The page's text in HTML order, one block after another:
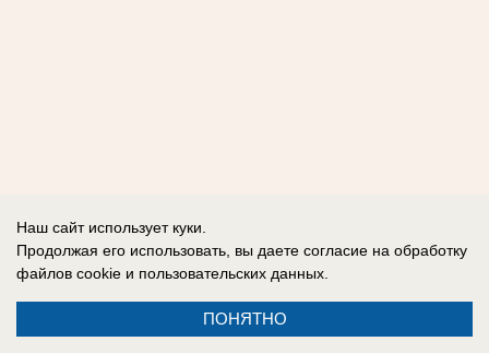
Наш сайт использует куки.
Продолжая его использовать, вы даете согласие на обработку
файлов cookie и пользовательских данных.
ПОНЯТНО